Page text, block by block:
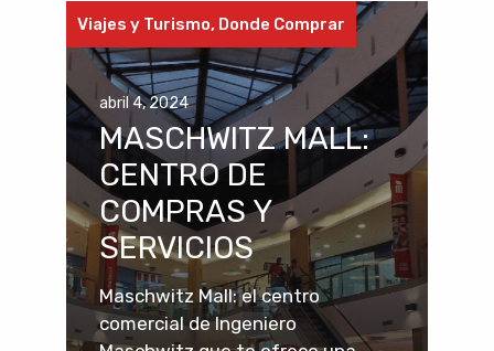
Viajes y Turismo, Donde Comprar
abril 4, 2024
MASCHWITZ MALL:
CENTRO DE
COMPRAS Y
SERVICIOS
Maschwitz Mall: el centro
comercial de Ingeniero